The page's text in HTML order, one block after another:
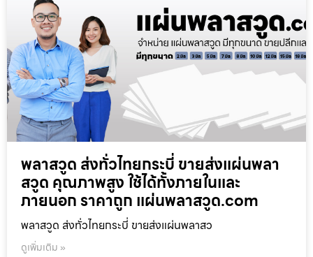
พลาสวูด ส่งทั่วไทยกระบี่ ขายส่งแผ่นพลา
สวูด คุณภาพสูง ใช้ได้ทั้งภายในและ
ภายนอก ราคาถูก แผ่นพลาสวูด.com
พลาสวูด ส่งทั่วไทยกระบี่ ขายส่งแผ่นพลาสว
ดูเพิ่มเติม »